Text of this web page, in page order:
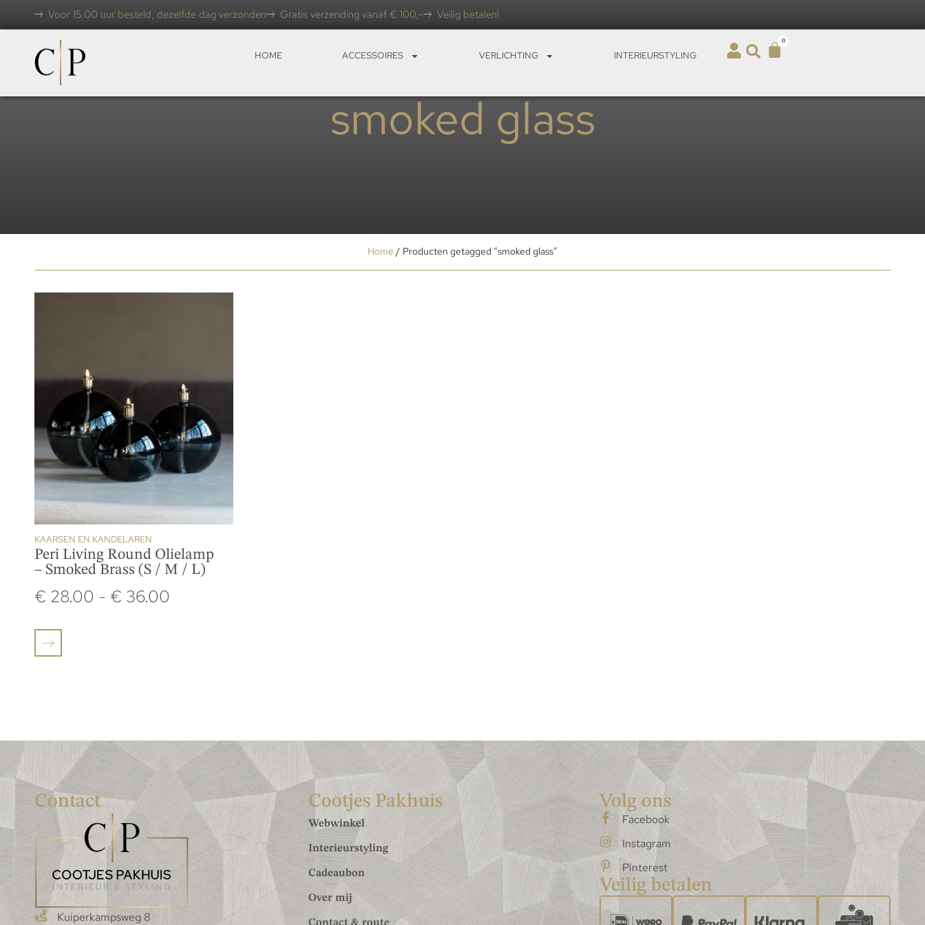
Voor 15.00 uur besteld, dezelfde dag verzonden Gratis verzending vanaf € 100,- Veilig betalen!
HOME ACCESSOIRES VERLICHTING INTERIEURSTYLING
0
smoked glass
Home / Producten getagged “smoked glass”
KAARSEN EN KANDELAREN
Peri Living Round Olielamp
– Smoked Brass (S / M / L)
€ 28.00 - € 36.00
Contact
Kuiperkampsweg 8
Cootjes Pakhuis
Webwinkel
Interieurstyling
Cadeaubon
Over mij
Volg ons
Facebook
Instagram
Pinterest
Veilig betalen